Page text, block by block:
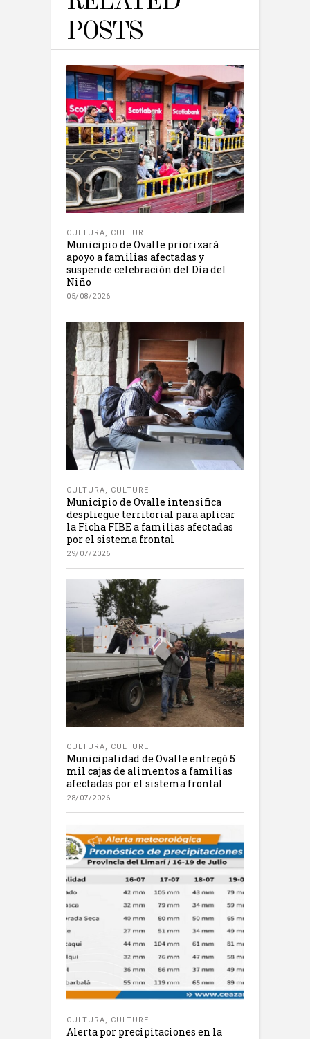
POSTS
CULTURA, CULTURE
Municipio de Ovalle priorizará
apoyo a familias afectadas y
suspende celebración del Día del
Niño
05/08/2026
CULTURA, CULTURE
Municipio de Ovalle intensifica
despliegue territorial para aplicar
la Ficha FIBE a familias afectadas
por el sistema frontal
29/07/2026
CULTURA, CULTURE
Municipalidad de Ovalle entregó 5
mil cajas de alimentos a familias
afectadas por el sistema frontal
28/07/2026
CULTURA, CULTURE
Alerta por precipitaciones en la